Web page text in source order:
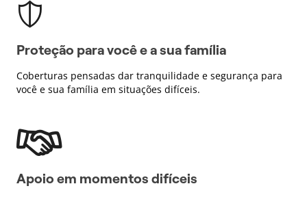
Proteção para você e a sua família
Coberturas pensadas dar tranquilidade e segurança para
você e sua família em situações difíceis.
Apoio em momentos difíceis